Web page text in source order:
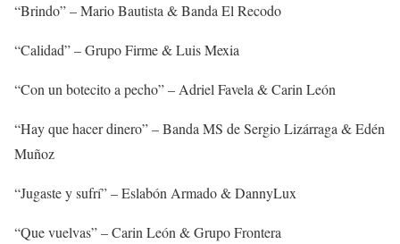
“Brindo” – Mario Bautista & Banda El Recodo
“Calidad” – Grupo Firme & Luis Mexia
“Con un botecito a pecho” – Adriel Favela & Carin León
“Hay que hacer dinero” – Banda MS de Sergio Lizárraga & Edén
Muñoz
“Jugaste y sufrí” – Eslabón Armado & DannyLux
“Que vuelvas” – Carin León & Grupo Frontera